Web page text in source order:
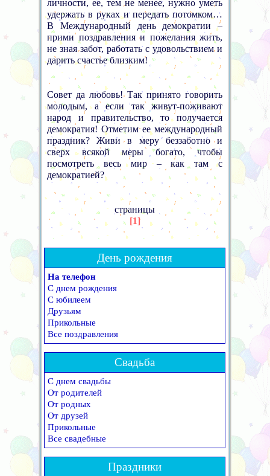
личности, ее, тем не менее, нужно уметь
удержать в руках и передать потомком…
В Международный день демократии –
прими поздравления и пожелания жить,
не зная забот, работать с удовольствием и
дарить счастье близким!
Совет да любовь! Так принято говорить
молодым, а если так живут-поживают
народ и правительство, то получается
демократия! Отметим ее международный
праздник? Живи в меру беззаботно и
сверх всякой меры богато, чтобы
посмотреть весь мир – как там с
демократией?
страницы
[1]
День рождения
На телефон
С днем рождения
С юбилеем
Друзьям
Прикольные
Все поздравления
Свадьба
С днем свадьбы
От родителей
От родных
От друзей
Прикольные
Все свадебные
Праздники